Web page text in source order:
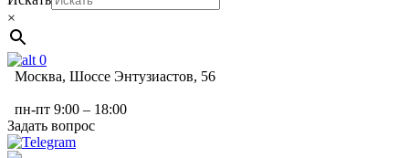
×
0
Москва, Шоссе Энтузиастов, 56
пн-пт 9:00 – 18:00
Задать вопрос